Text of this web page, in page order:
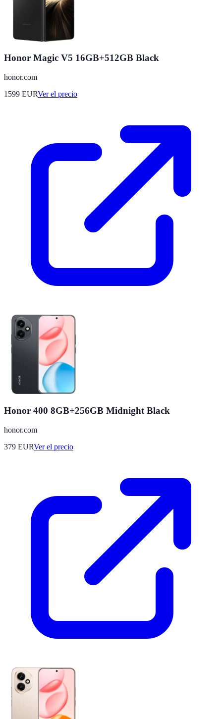
Honor Magic V5 16GB+512GB Black
honor.com
1599 EURVer el precio
Honor 400 8GB+256GB Midnight Black
honor.com
379 EURVer el precio